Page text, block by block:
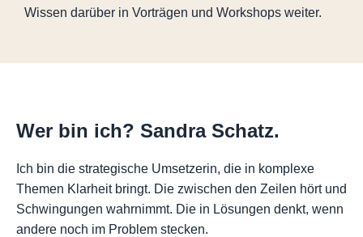
Wissen darüber in Vorträgen und Workshops weiter.
Wer bin ich? Sandra Schatz.
Ich bin die strategische Umsetzerin, die in komplexe
Themen Klarheit bringt. Die zwischen den Zeilen hört und
Schwingungen wahrnimmt. Die in Lösungen denkt, wenn
andere noch im Problem stecken.